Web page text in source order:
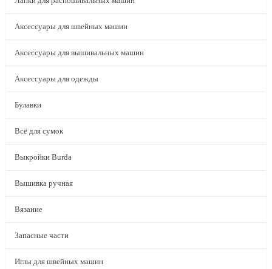
Аксессуары для швейных машин
Аксессуары для вышивальных машин
Аксессуары для одежды
Булавки
Всё для сумок
Выкройки Burda
Вышивка ручная
Вязание
Запасные части
Иглы для швейных машин